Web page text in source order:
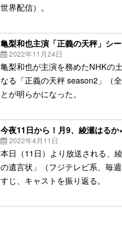
世界配信）。
亀梨和也主演「正義の天秤」シ
2022年11月24日
亀梨和也が主演を務めたNHKの
なる「正義の天秤 season2」（
とが明らかになった。
今夜11日から！月9、綾瀬はる
2022年4月11日
本日（11日）より放送される、
の遺言状」（フジテレビ系、毎
すじ、キャストを振り返る。